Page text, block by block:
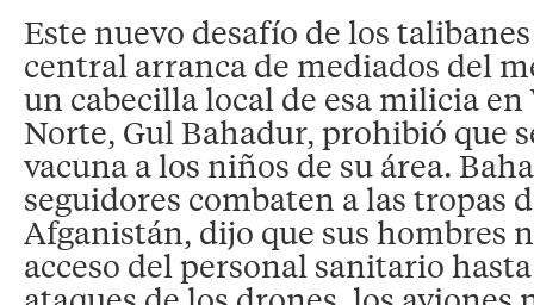
Este nuevo desafío de los
central arranca de mediados del
un cabecilla local de esa milicia
Norte, Gul Bahadur, prohibió que
vacuna a los niños de su área.
seguidores combaten a las tropas
Afganistán, dijo que sus hombres
acceso del personal sanitario